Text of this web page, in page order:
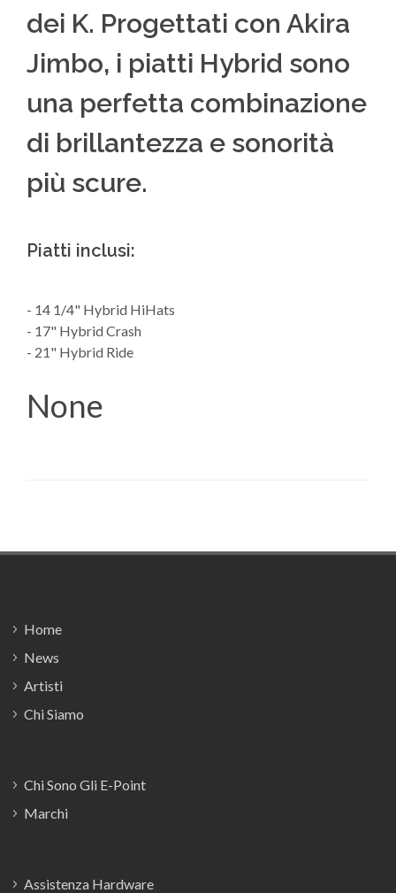
dei K. Progettati con Akira
Jimbo, i piatti Hybrid sono
una perfetta combinazione
di brillantezza e sonorità
più scure.
Piatti inclusi:
- 14 1/4" Hybrid HiHats
- 17" Hybrid Crash
- 21" Hybrid Ride
None
Home
News
Artisti
Chi Siamo
Chi Sono Gli E-Point
Marchi
Assistenza Hardware